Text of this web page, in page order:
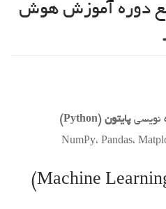
دوره آموزش هوش
نویسی پایتون (Python)